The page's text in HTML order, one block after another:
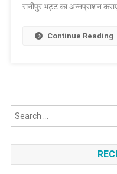
ने
का
रानीपुर भट्ट का अन्नप्राशन
Continue Reading